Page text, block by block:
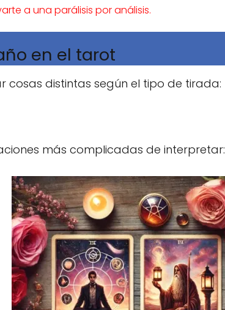
a una parálisis por análisis.
en el tarot
cosas distintas según el tipo de tirada:
más complicadas de interpretar: